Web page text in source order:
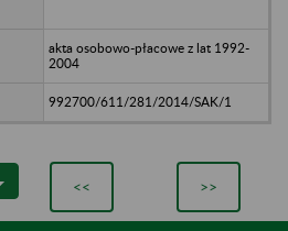
akta osobowo-płacowe z lat 1992-
2004
992700/611/281/2014/SAK/1
<< >>